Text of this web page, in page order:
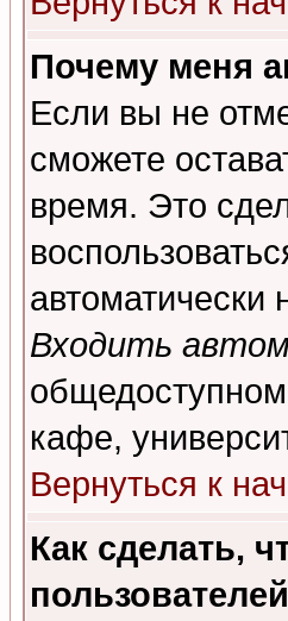
Почему меня
Если вы не
сможете
время. Это
Входить
кафе,
Вернуться к
Как сделать,